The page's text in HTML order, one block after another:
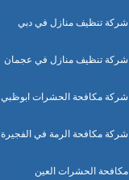
شركة تنظيف منازل في دبي
شركة تنظيف منازل في عجمان
شركة مكافحة الحشرات ابوظبي
شركة مكافحة الرمة في الفجيرة
مكافحة الحشرات العين